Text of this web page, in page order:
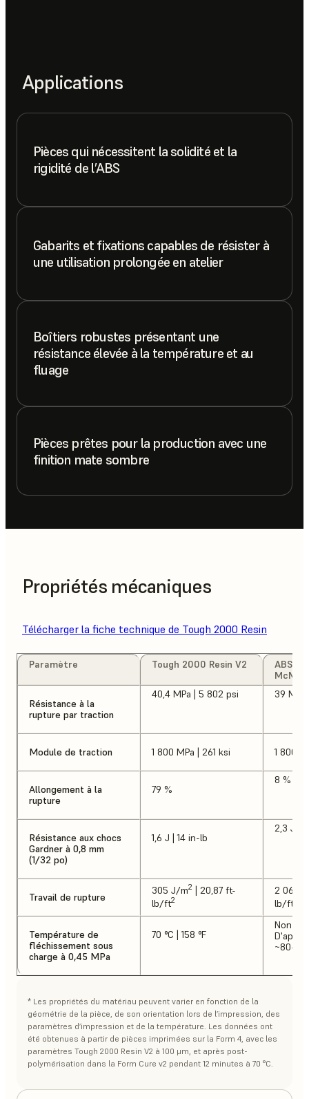
Applications
Pièces qui nécessitent la solidité et la
rigidité de l’ABS
Gabarits et fixations capables de résister à
une utilisation prolongée en atelier
Boîtiers robustes présentant une
résistance élevée à la température et au
fluage
Pièces prêtes pour la production avec une
finition mate sombre
Propriétés mécaniques
Télécharger la fiche technique de Tough 2000 Resin
Paramètre Tough 2000 Resin V2
ABS,
Résistance à la
rupture par traction
40,4 MPa | 5 802 psi 39
Module de traction 1 800 MPa | 261 ksi 1 800
Allongement à la
rupture
79 %
8 %
Résistance aux chocs
Gardner à 0,8 mm
(1/32 po)
1,6 J | 14 in-lb
2,3 J |
Travail de rupture
305 J/m2 | 20,87 ft-
lb/ft2
2 060
lb/ft
Température de
fléchissement sous
charge à 0,45 MPa
70 °C | 158 °F
Non
~80-90
* Les propriétés du matériau peuvent varier en fonction de la
géométrie de la pièce, de son orientation lors de l’impression, des
paramètres d’impression et de la température. Les données ont
été obtenues à partir de pièces imprimées sur la Form 4, avec les
paramètres Tough 2000 Resin V2 à 100 μm, et après post-
polymérisation dans la Form Cure v2 pendant 12 minutes à 70 °C.